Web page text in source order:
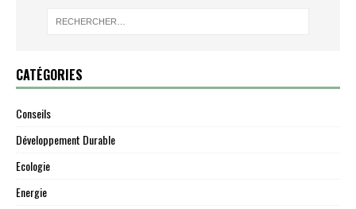
CATÉGORIES
Conseils
Développement Durable
Ecologie
Energie